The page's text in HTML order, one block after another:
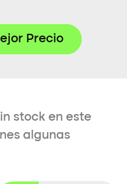
Precio
stock en este
algunas